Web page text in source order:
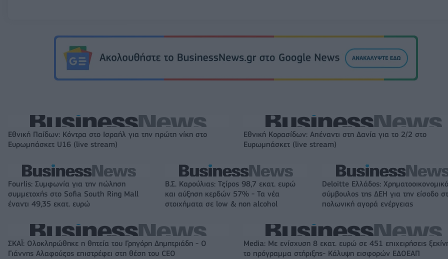
Εθνική Παίδων: Κόντρα στο Ισραήλ για την πρώτη νίκη στο
Ευρωμπάσκετ U16 (live stream)
Εθνική Κορασίδων: Απέναντι στη Δανία για το 2/2 στο
Ευρωμπάσκετ (live stream)
Fourlis: Συμφωνία για την πώληση
συμμετοχής στο Sofia South Ring Mall
έναντι 49,35 εκατ. ευρώ
Β.Σ. Καρούλιας: Τζίρος 98,7 εκατ. ευρώ
και αύξηση κερδών 57% - Τα νέα
στοιχήματα σε low & non alcohol
Deloitte Ελλάδος:
σύμβουλος της ΔΕΗ για την είσοδο
πολωνική αγορά ενέργειας
ΣΚΑΪ: Ολοκληρώθηκε η θητεία του Γρηγόρη Δημητριάδη - Ο
Γιάννης Αλαφούζος επιστρέφει στη θέση του CEO
Media: Με ενίσχυση 8 εκατ. ευρώ σε 451 επιχειρήσεις
το πρόγραμμα στήριξης- Κάλυψη εισφορών ΕΔΟΕΑΠ